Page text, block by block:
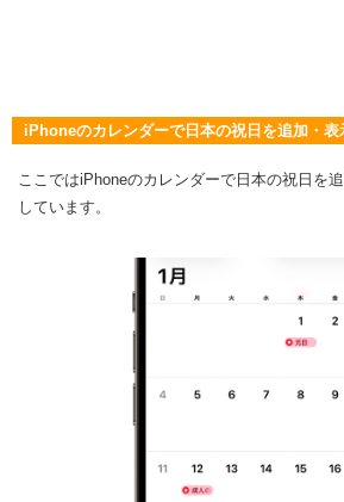
iPhoneのカレンダーで日本の祝日を追加・表
ここではiPhoneのカレンダーで日本の祝日を
しています。